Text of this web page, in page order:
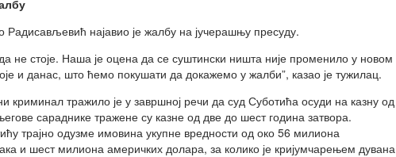
најавио је жалбу на јучерашњу пресуду.
не стоје. Наша је оцена да се суштински ништа није променило у новом
и данас, што ћемо покушати да докажемо у жалби”, казао је тужилац.
криминал тражило је у завршној речи да суд Суботића осуди на казну од
сараднике тражене су казне од две до шест година затвора.
трајно одузме имовина укупне вредности од око 56 милиона
и шест милиона америчких долара, за колико је кријумчарењем дувана